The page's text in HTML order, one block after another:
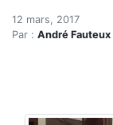
Accueil
Articles
12 mars, 2017
Par : André Fauteux